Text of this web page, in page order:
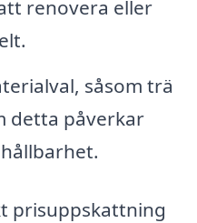
renovera eller
såsom trä
detta påverkar
prisuppskattning